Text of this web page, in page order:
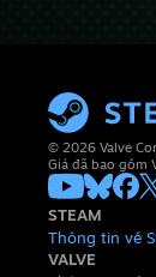
© 2026 Valve
Giá đã bao gồm
STEAM
Thông tin về
VALVE